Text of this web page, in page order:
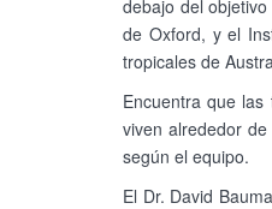
debajo del
de Oxford, y el
tropicales de
Encuentra que
viven alrededor
según el equipo.
El Dr. David